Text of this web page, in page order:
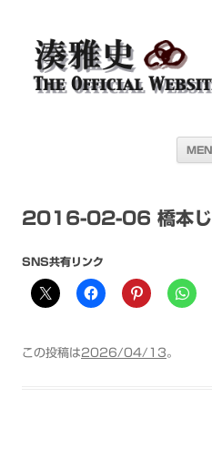
湊雅史オフィシャ
Masafumi
OFFICIAL
ウェブ
2016-02-06 橋本じ
SNS共有リンク
この投稿は2026/04/13。